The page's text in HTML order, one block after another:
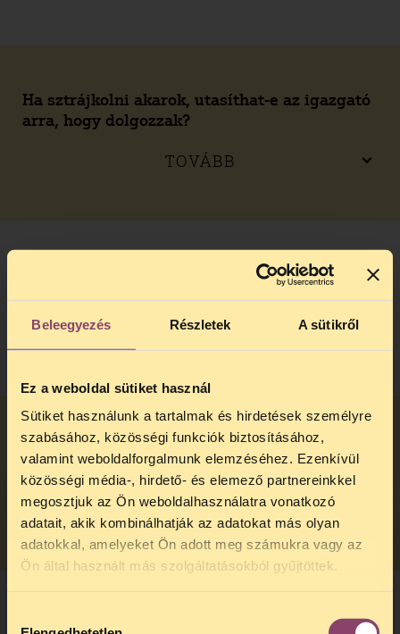
Beleegyezés Részletek A sütikről
Ez a weboldal sütiket használ
Sütiket használunk a tartalmak és hirdetések személyre
szabásához, közösségi funkciók biztosításához,
valamint weboldalforgalmunk elemzéséhez. Ezenkívül
közösségi média-, hirdető- és elemező partnereinkkel
megosztjuk az Ön weboldalhasználatra vonatkozó
adatait, akik kombinálhatják az adatokat más olyan
adatokkal, amelyeket Ön adott meg számukra vagy az
Ön által használt más szolgáltatásokból gyűjtöttek.
Ha sztrájkolni akarok, utasíthat-e az igazgató
arra, hogy dolgozzak?
TOVÁBB
Megvonható-e egész napra a munkabér,
illetmény és más juttatás a sztrájkolóktól?
Érheti-e a díjazás megvonásán kívül más
retorzió a sztrájkolókat?
TOVÁBB
Szünetel-e a társadalombiztosítás (TB) a
TELEFONOS JOGSEGÉLY
SZÜNET!